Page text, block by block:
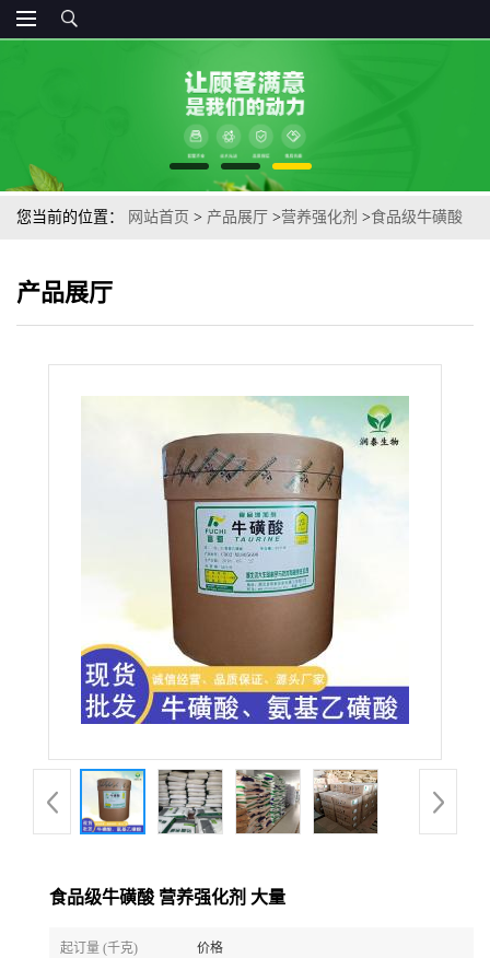
您当前的位置： 网站首页 > 产品展厅 >营养强化剂 >食品级牛磺酸
产品展厅
食品级牛磺酸 营养强化剂 大量
起订量 (千克) 价格